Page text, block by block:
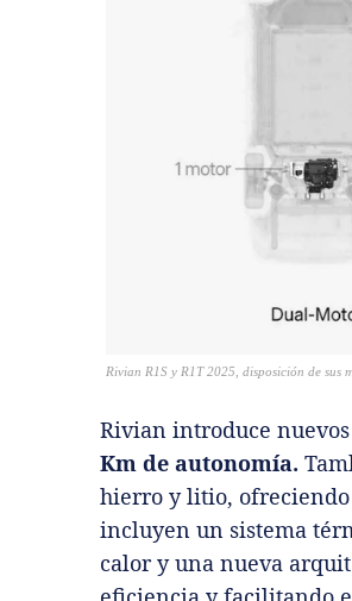
Rivian R1S y R1T 2025, disposición de sus
Rivian introduce
Km de autonomía.
hierro y litio, ofreciendo
incluyen un sistema
calor y una nueva